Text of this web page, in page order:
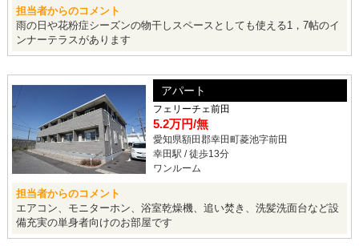
担当者からのコメント
雨の日や花粉症シーズンの物干しスペースとしても使える1，7帖のイ
ンナーテラスがあります
アパート
フェリーチェ前田
5.2万円/無
愛知県額田郡幸田町菱池字前田
幸田駅 / 徒歩13分
ワンルーム
担当者からのコメント
エアコン、モニターホン、浴室乾燥機、追い焚き、洗髪洗面台など設
備充実の単身者向けのお部屋です